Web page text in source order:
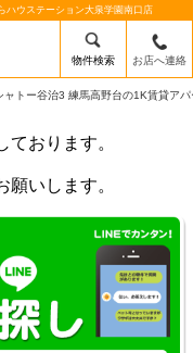
ハウステーション大泉学園南口店
物件検索 お店へ連絡
ャトー谷治3 練馬高野台の1K賃貸ア
ております。
いします。